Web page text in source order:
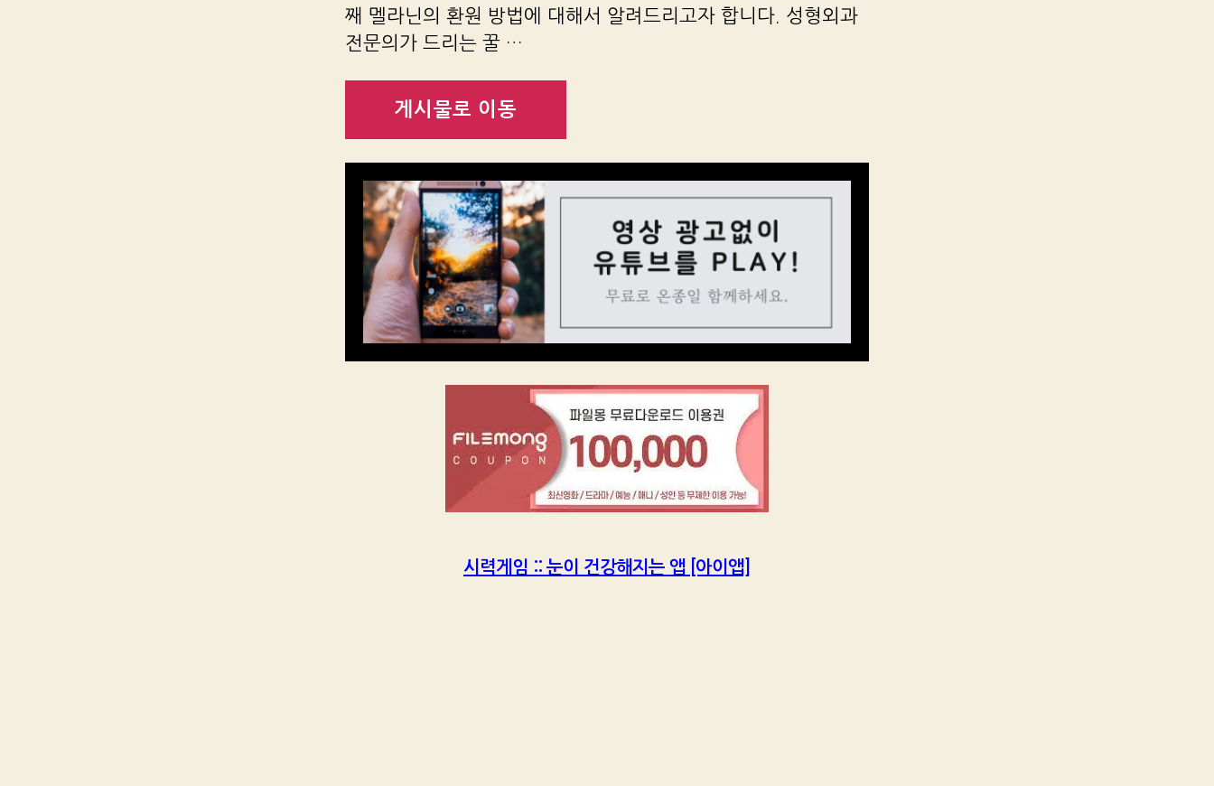
째 멜라닌의 환원 방법에 대해서 알려드리고자 합니다. 성형외과
전문의가 드리는 꿀 …
게시물로 이동
시력게임 :: 눈이 건강해지는 앱 [아이앱]